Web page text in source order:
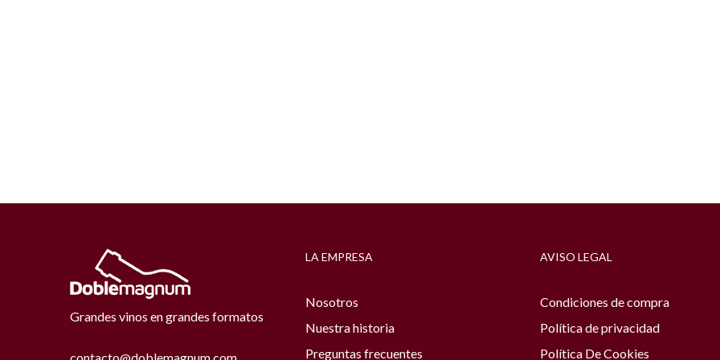
Grandes vinos en grandes formatos
contacto@doblemagnum.com
LA EMPRESA
Nosotros
Nuestra historia
Preguntas frecuentes
AVISO LEGAL
Condiciones de compra
Política de privacidad
Política De Cookies